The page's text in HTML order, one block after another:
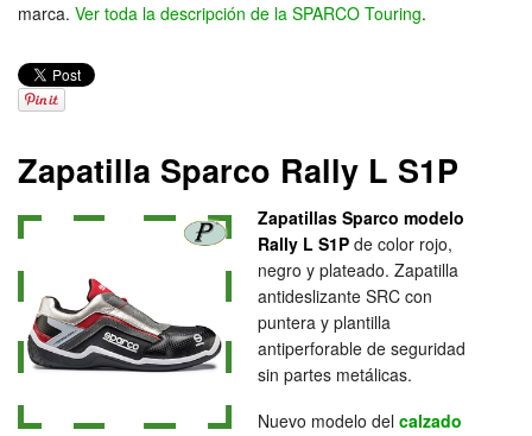
marca. Ver toda la descripción de la SPARCO Touring.
Zapatilla Sparco Rally L S1P
Zapatillas Sparco modelo
Rally L S1P de color rojo,
negro y plateado. Zapatilla
antideslizante SRC con
puntera y plantilla
antiperforable de seguridad
sin partes metálicas.
Nuevo modelo del calzado